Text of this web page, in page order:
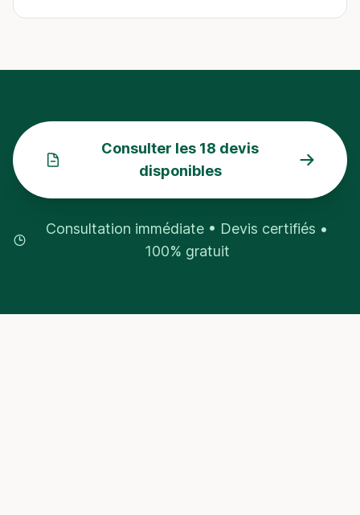
Consulter les 18 devis
disponibles
Consultation immédiate • Devis certifiés •
100% gratuit